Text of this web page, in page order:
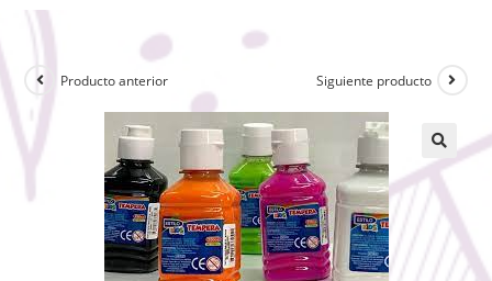
Producto anterior Siguiente producto
🔍